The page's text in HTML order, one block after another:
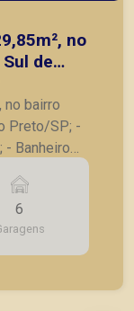
no
de
no bairro
Preto/SP; -
- Banheiro
-
- Varanda
- Área
6